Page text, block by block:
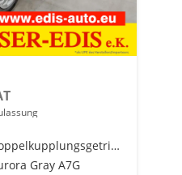
Doppelkupplungsgetriebe (DSG)
Gray A7G